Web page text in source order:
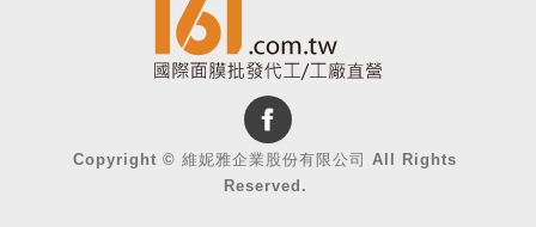
Copyright © 維妮雅企業股份有限公司 All Rights
Reserved.